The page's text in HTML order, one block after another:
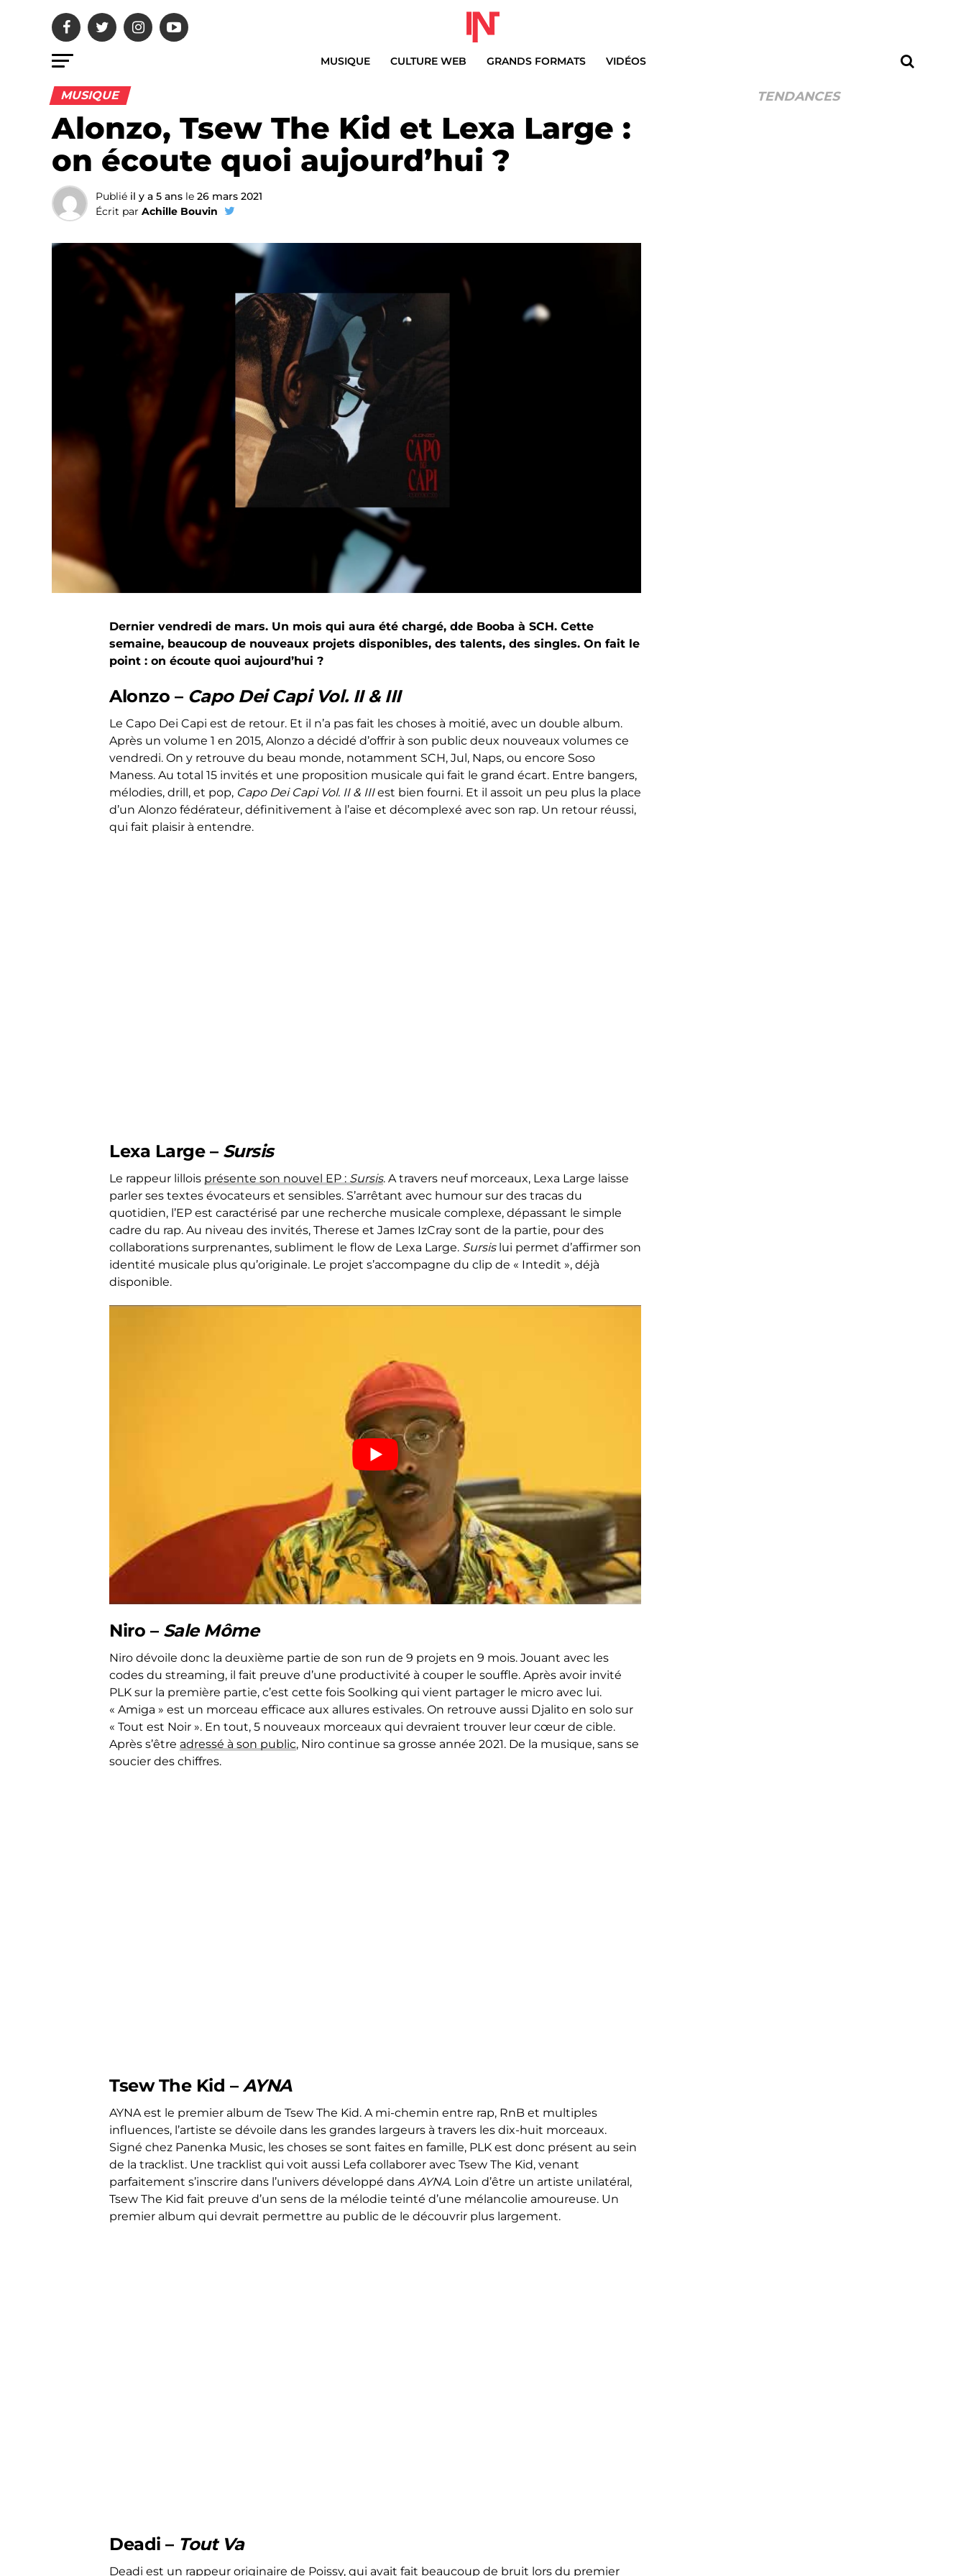
MUSIQUE CULTURE WEB GRANDS FORMATS VIDÉOS
MUSIQUE
Alonzo, Tsew The Kid et Lexa Large :
on écoute quoi aujourd’hui ?
Publié il y a 5 ans le 26 mars 2021
Écrit par Achille Bouvin
Dernier vendredi de mars. Un mois qui aura été chargé, dde Booba à SCH. Cette
semaine, beaucoup de nouveaux projets disponibles, des talents, des singles. On fait le
point : on écoute quoi aujourd’hui ?
Alonzo – Capo Dei Capi Vol. II & III
Le Capo Dei Capi est de retour. Et il n’a pas fait les choses à moitié, avec un double album.
Après un volume 1 en 2015, Alonzo a décidé d’offrir à son public deux nouveaux volumes ce
vendredi. On y retrouve du beau monde, notamment SCH, Jul, Naps, ou encore Soso
Maness. Au total 15 invités et une proposition musicale qui fait le grand écart. Entre bangers,
mélodies, drill, et pop, Capo Dei Capi Vol. II & IIIest bien fourni. Et il assoit un peu plus la place
d’un Alonzo fédérateur, définitivement à l’aise et décomplexé avec son rap. Un retour réussi,
qui fait plaisir à entendre.
Lexa Large – Sursis
Le rappeur lillois présente son nouvel EP : Sursis. A travers neuf morceaux, Lexa Large laisse
parler ses textes évocateurs et sensibles. S’arrêtant avec humour sur des tracas du
quotidien, l’EP est caractérisé par une recherche musicale complexe, dépassant le simple
cadre du rap. Au niveau des invités, Therese et James IzCray sont de la partie, pour des
collaborations surprenantes, subliment le flow de Lexa Large. Sursislui permet d’affirmer son
identité musicale plus qu’originale. Le projet s’accompagne du clip de « Intedit », déjà
disponible.
Niro – Sale Môme
Niro dévoile donc la deuxième partie de son run de 9 projets en 9 mois. Jouant avec les
codes du streaming, il fait preuve d’une productivité à couper le souffle. Après avoir invité
PLK sur la première partie, c’est cette fois Soolking qui vient partager le micro avec lui.
« Amiga » est un morceau efficace aux allures estivales. On retrouve aussi Djalito en solo sur
« Tout est Noir ». En tout, 5 nouveaux morceaux qui devraient trouver leur cœur de cible.
Après s’être adressé à son public, Niro continue sa grosse année 2021. De la musique, sans se
soucier des chiffres.
Tsew The Kid – AYNA
AYNA est le premier album de Tsew The Kid. A mi-chemin entre rap, RnB et multiples
influences, l’artiste se dévoile dans les grandes largeurs à travers les dix-huit morceaux.
Signé chez Panenka Music, les choses se sont faites en famille, PLK est donc présent au sein
de la tracklist. Une tracklist qui voit aussi Lefa collaborer avec Tsew The Kid, venant
parfaitement s’inscrire dans l’univers développé dans AYNA. Loin d’être un artiste unilatéral,
Tsew The Kid fait preuve d’un sens de la mélodie teinté d’une mélancolie amoureuse. Un
premier album qui devrait permettre au public de le découvrir plus largement.
Deadi – Tout Va
Deadi est un rappeur originaire de Poissy, qui avait fait beaucoup de bruit lors du premier
TENDANCES